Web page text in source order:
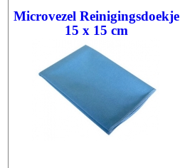
Microvezel Reinigingsdoekje
15 x 15 cm